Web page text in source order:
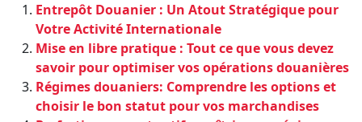
Entrepôt Douanier : Un Atout Stratégique pour
Votre Activité Internationale
Mise en libre pratique : Tout ce que vous devez
savoir pour optimiser vos opérations douanières
Régimes douaniers: Comprendre les options et
choisir le bon statut pour vos marchandises